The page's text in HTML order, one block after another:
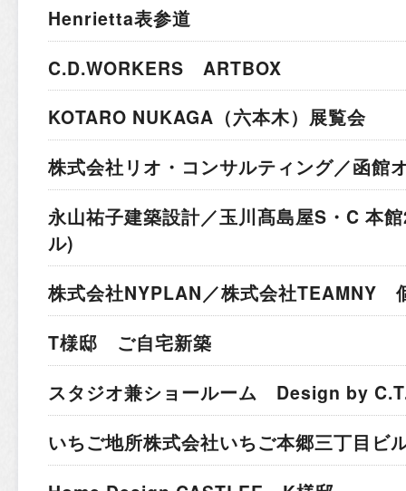
Henrietta表参道
C.D.WORKERS ARTBOX
KOTARO NUKAGA（六本木）展覧会
株式会社リオ・コンサルティング／函館
永山祐子建築設計／玉川髙島屋S・C 本
ル)
株式会社NYPLAN／株式会社TEAMNY
T様邸 ご自宅新築
スタジオ兼ショールーム Design by
いちご地所株式会社いちご本郷三丁目ビ